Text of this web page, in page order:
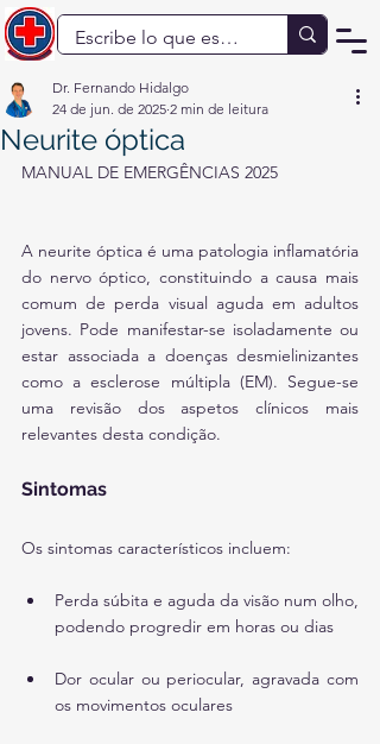
Neurite óptica
Dr. Fernando Hidalgo
24 de jun. de 2025 2 min de leitura
MANUAL DE EMERGÊNCIAS 2025
A neurite óptica é uma patologia inflamatória
do nervo óptico, constituindo a causa mais
comum de perda visual aguda em adultos
jovens. Pode manifestar-se isoladamente ou
estar associada a doenças desmielinizantes
como a esclerose múltipla (EM). Segue-se
uma revisão dos aspetos clínicos mais
relevantes desta condição.
Sintomas
Os sintomas característicos incluem:
Perda súbita e aguda da visão num olho,
podendo progredir em horas ou dias
Dor ocular ou periocular, agravada com
os movimentos oculares